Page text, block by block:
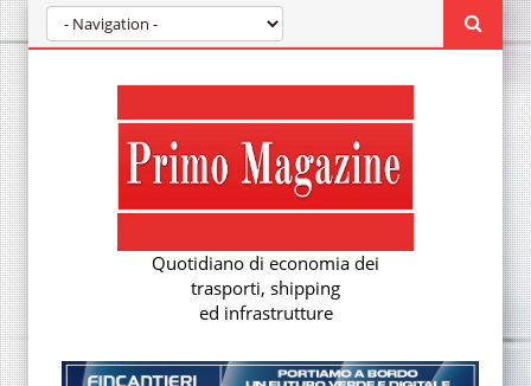
Quotidiano di economia dei
trasporti, shipping
ed infrastrutture